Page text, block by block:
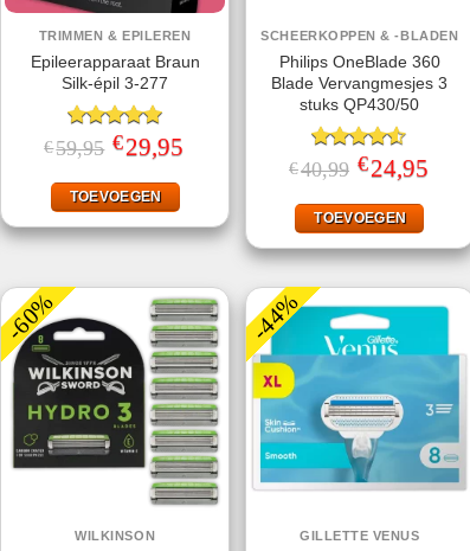
TRIMMEN & EPILEREN
Epileerapparaat Braun
Silk-épil 3-277
Gewaardeerd
5.00uit 5
€59,95 Oorspronkelijke
prijs
€59,95.
€29,95prijs
TOEVOEGEN
SCHEERKOPPEN & -BLADEN
Philips OneBlade 360
Blade Vervangmesjes 3
stuks QP430/50
Gewaardeerd
4.50uit 5
€40,99 Oorspronkelijke
prijs
€40,99.
€24,95prijs
TOEVOEGEN
-60%
WILKINSON
-44%
GILLETTE VENUS